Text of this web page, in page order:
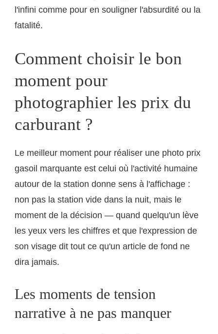
l'infini comme pour en souligner l'absurdité ou la
fatalité.
Comment choisir le bon
moment pour
photographier les prix du
carburant ?
Le meilleur moment pour réaliser une photo prix
gasoil marquante est celui où l'activité humaine
autour de la station donne sens à l'affichage :
non pas la station vide dans la nuit, mais le
moment de la décision — quand quelqu'un lève
les yeux vers les chiffres et que l'expression de
son visage dit tout ce qu'un article de fond ne
dira jamais.
Les moments de tension
narrative à ne pas manquer